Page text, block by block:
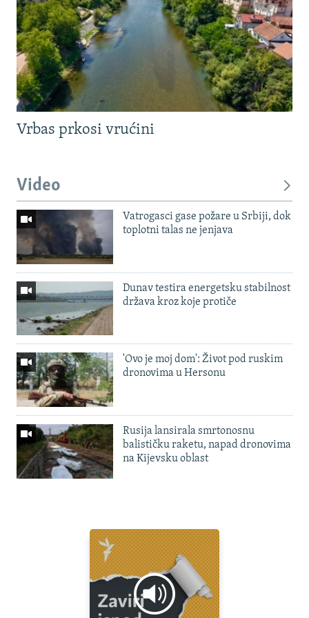
Vrbas prkosi vrućini
Video
Vatrogasci gase požare u Srbiji, dok
toplotni talas ne jenjava
Dunav testira energetsku stabilnost
država kroz koje protiče
'Ovo je moj dom': Život pod ruskim
dronovima u Hersonu
Rusija lansirala smrtonosnu
balističku raketu, napad dronovima
na Kijevsku oblast